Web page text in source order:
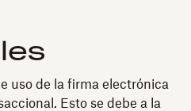
uso de la firma electrónica
Esto se debe a la